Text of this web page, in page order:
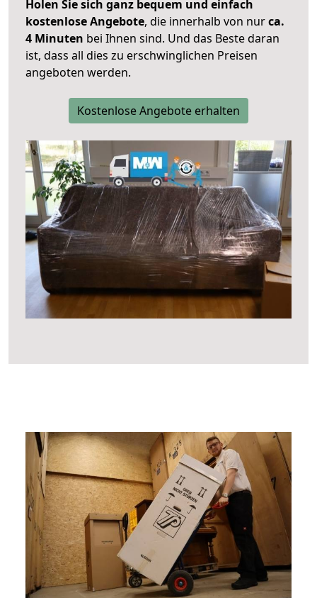
Holen Sie sich ganz bequem und einfach
kostenlose Angebote, die innerhalb von nurca.
4 Minuten bei Ihnen sind. Und das Beste daran
ist, dass all dies zu erschwinglichen Preisen
angeboten werden.
Kostenlose Angebote erhalten